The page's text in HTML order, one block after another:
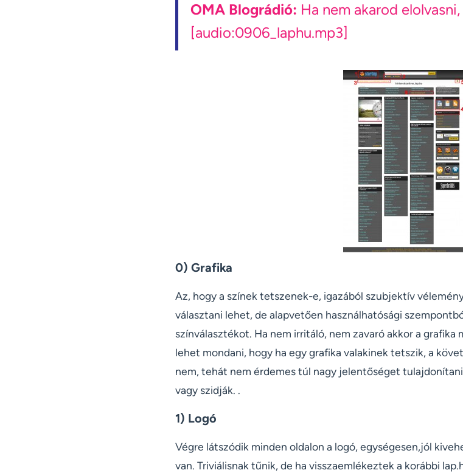
OMA Blográdió: Ha nem akarod
[audio:0906_laphu.mp3]
0) Grafika
Az, hogy a színek tetszenek-e, igazából szubjektív
választani lehet, de alapvetően használhatósági
színválasztékot. Ha nem irritáló, nem zavaró akkor a grafika
lehet mondani, hogy ha egy grafika valakinek tetszik, a
nem, tehát nem érdemes túl nagy jelentőséget
vagy szidják. .
1) Logó
Végre látszódik minden oldalon a logó, egységesen,jól
van. Triviálisnak tűnik, de ha visszaemlékeztek a korábbi